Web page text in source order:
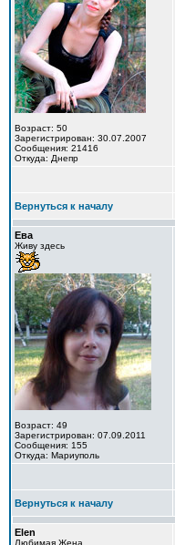
Возраст: 50
Зарегистрирован: 30.07.2007
Сообщения: 21416
Откуда: Днепр
Вернуться к началу
Ева
Живу здесь
Возраст: 49
Зарегистрирован: 07.09.2011
Сообщения: 155
Откуда: Мариуполь
Вернуться к началу
Elen
Любимая Жена